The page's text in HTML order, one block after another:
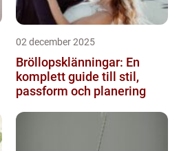
02 december 2025
Bröllopsklänningar: En
komplett guide till stil,
passform och planering